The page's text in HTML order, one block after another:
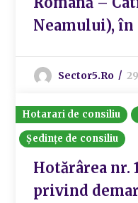
Neamului), în
Sector5.ro
Hotarari de consiliu
Ședințe de consiliu
Hotărârea nr.
privind